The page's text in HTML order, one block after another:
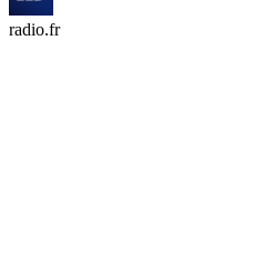
radio.fr